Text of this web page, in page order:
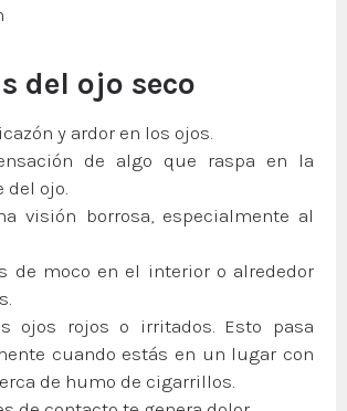
del ojo seco
y ardor en los ojos.
de algo que raspa en la
del ojo.
visión borrosa, especialmente al
de moco en el interior o alrededor
ojos rojos o irritados. Esto pasa
cuando estás en un lugar con
de humo de cigarrillos.